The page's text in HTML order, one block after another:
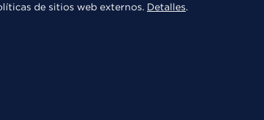
de sitios web externos. Detalles.